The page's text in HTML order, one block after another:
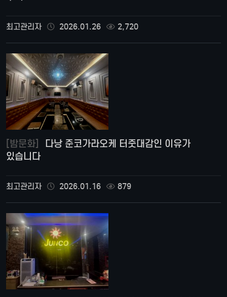
최고관리자 2026.01.26 2,720
[밤문화]
있습니다
최고관리자 2026.01.16 879